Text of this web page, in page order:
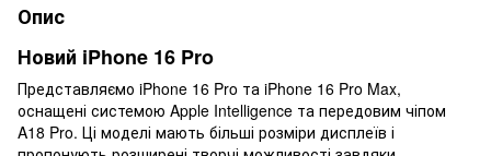
Опис
Новий iPhone 16 Pro
Представляємо iPhone 16 Pro та iPhone 16 Pro Max,
оснащені системою Apple Intelligence та передовим чіпом
A18 Pro. Ці моделі мають більші розміри дисплеїв і